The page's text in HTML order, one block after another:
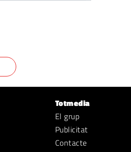
Totmedia
El grup
Publicitat
Contacte